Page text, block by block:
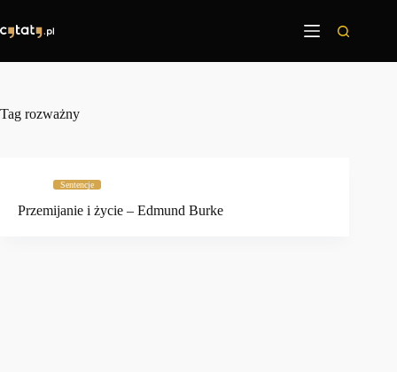
treści
Tag rozważny
Sentencje
Przemijanie i życie – Edmund Burke